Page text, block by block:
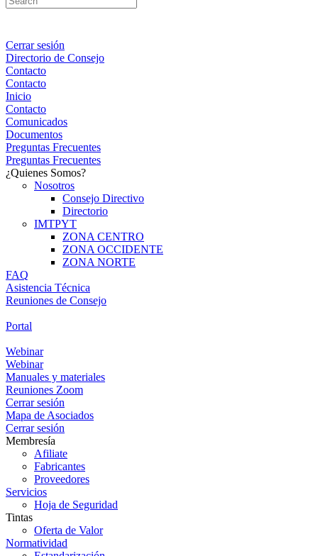
Cerrar sesión
Directorio de Consejo
Contacto
Contacto
Inicio
Contacto
Comunicados
Documentos
Preguntas Frecuentes
Preguntas Frecuentes
¿Quienes Somos?
Nosotros
Consejo Directivo
Directorio
IMTPYT
ZONA CENTRO
ZONA OCCIDENTE
ZONA NORTE
FAQ
Asistencia Técnica
Reuniones de Consejo
Portal
Webinar
Webinar
Manuales y materiales
Reuniones Zoom
Cerrar sesión
Mapa de Asociados
Cerrar sesión
Membresía
Afiliate
Fabricantes
Proveedores
Servicios
Hoja de Seguridad
Tintas
Oferta de Valor
Normatividad